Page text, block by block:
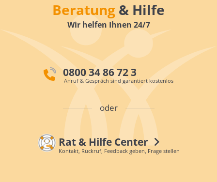
Beratung & Hilfe
Wir helfen Ihnen 24/7
0800 34 86 72 3
Anruf & Gespräch sind garantiert kostenlos
oder
Rat & Hilfe Center
Kontakt, Rückruf, Feedback geben, Frage stellen